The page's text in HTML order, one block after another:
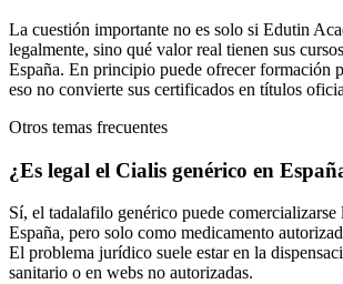
La cuestión importante no es solo si Edutin
legalmente, sino qué valor real tienen sus
España. En principio puede ofrecer formación
eso no convierte sus certificados en títulos
Otros temas frecuentes
¿Es legal el Cialis genérico en
Sí, el tadalafilo genérico puede comercializarse
España, pero solo como medicamento
El problema jurídico suele estar en la
sanitario o en webs no autorizadas.